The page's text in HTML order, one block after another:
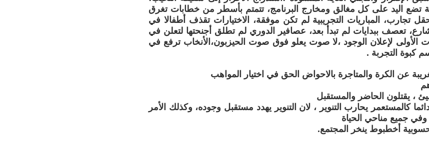
تضع اليد على كل مغالق ومخارج البرنامج، تتمتم بأسطر من خطابات تغرق
تجارب، المباريات التجريبية لم تكن موفقة، الاختيارات تقذف أطفالا في
تعصف ببدايات لم تبدأ بعد، عصافير الدوري لم تطلق أجنحتها لتعلن في
لإعلان الوجود ،لا صوت يعلو فوق صوت الحيزبون،الأنخاب ترفع في
كبوة التجربة .
عن الكرة والمتاجرة بالاحواض الحق في اختيار المواهب
، يقتلون الحاضر والمستقبل
كالمستعمر يحارب التنوير ، لان التنوير يهدد مستقبل وجوده، وكذلك الأمر
وفي جميع مناحي الحياة
أخطبوط ينخر المجتمع.